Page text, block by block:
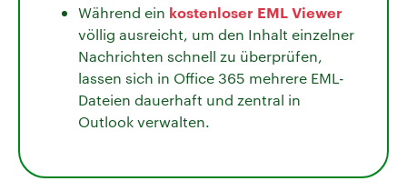
Während ein kostenloser EML Viewer
völlig ausreicht, um den Inhalt einzelner
Nachrichten schnell zu überprüfen,
lassen sich in Office 365 mehrere EML-
Dateien dauerhaft und zentral in
Outlook verwalten.